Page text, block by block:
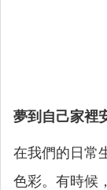
夢到自己家裡
在我們的日常
色彩。有時候